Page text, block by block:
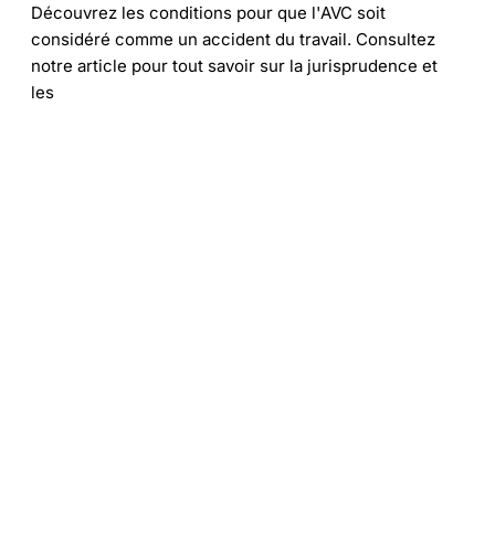
Découvrez les conditions pour que l'AVC soit
considéré comme un accident du travail. Consultez
notre article pour tout savoir sur la jurisprudence et
les